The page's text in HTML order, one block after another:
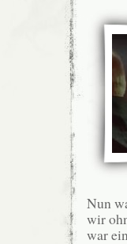
Nun
wir
war